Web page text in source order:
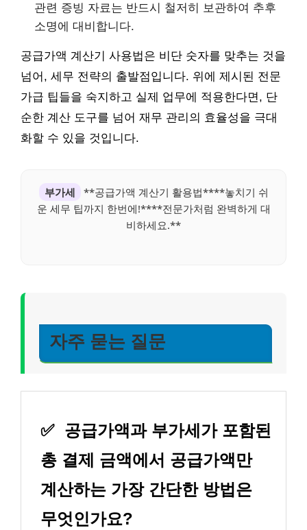
관련 증빙 자료는 반드시 철저히 보관하여 추후
소명에 대비합니다.
공급가액 계산기 사용법은 비단 숫자를 맞추는 것을
넘어, 세무 전략의 출발점입니다. 위에 제시된 전문
가급 팁들을 숙지하고 실제 업무에 적용한다면, 단
순한 계산 도구를 넘어 재무 관리의 효율성을 극대
화할 수 있을 것입니다.
부가세
**공급가액 계산기 활용법****놓치기 쉬
운 세무 팁까지 한번에!****전문가처럼 완벽하게 대
비하세요.**
자주 묻는 질문
✅ 공급가액과 부가세가 포함된
총 결제 금액에서 공급가액만
계산하는 가장 간단한 방법은
무엇인가요?